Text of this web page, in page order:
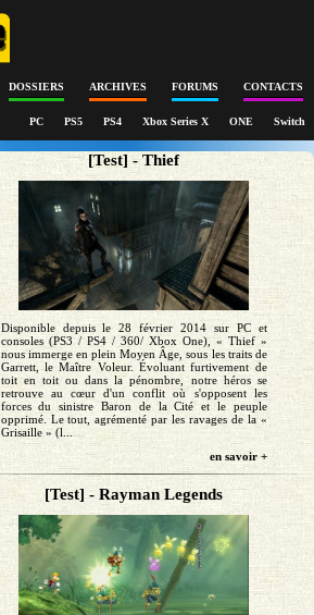
DOSSIERS ARCHIVES FORUMS CONTACTS
PC PS5 PS4 Xbox Series X ONE Switch
[Test] - Thief
Disponible depuis le 28 février 2014 sur PC et
consoles (PS3 / PS4 / 360/ Xbox One), « Thief »
nous immerge en plein Moyen Âge, sous les traits de
Garrett, le Maître Voleur. Évoluant furtivement de
toit en toit ou dans la pénombre, notre héros se
retrouve au cœur d'un conflit où s'opposent les
forces du sinistre Baron de la Cité et le peuple
opprimé. Le tout, agrémenté par les ravages de la «
Grisaille » (l...
en savoir +
[Test] - Rayman Legends